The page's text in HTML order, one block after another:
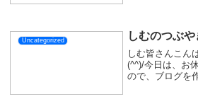
Uncategorized しむのつぶ
しむ皆さんこん
(^^)/今日は、お
ので、ブログを